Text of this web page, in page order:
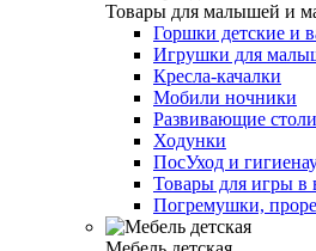
Товары для малышей и
Горшки детские и
Игрушки для
Кресла-качалки
Мобили ночники
Развивающие
Ходунки
ПосУход и
Товары для игры в
Погремушки,